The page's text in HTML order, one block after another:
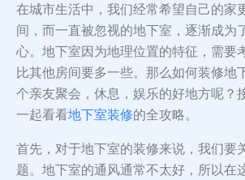
在城市生活中，我们经常希望自己的家
间，而一直被忽视的地下室，逐渐成为
心。地下室因为地理位置的特征，需要
比其他房间要多一些。那么如何装修地
个亲友聚会，休息，娱乐的好地方呢？
一起看看地下室装修的全攻略。
首先，对于地下室的装修来说，我们要
题。地下室的通风通常不太好，所以在